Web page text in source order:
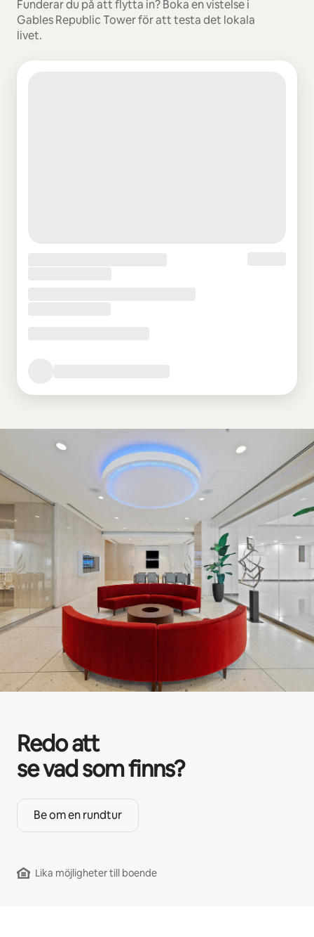
Funderar du på att flytta in? Boka en vistelse i
Gables Republic Tower för att testa det lokala
livet.
Redo att
se vad som finns?
Be om en rundtur
Lika möjligheter till boende